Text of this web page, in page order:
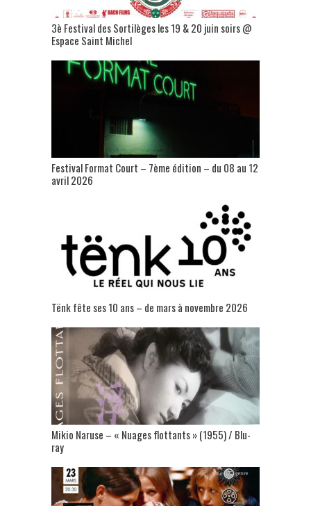
3è Festival des Sortilèges les 19 & 20 juin soirs @
Espace Saint Michel
Festival Format Court – 7ème édition – du 08 au 12
avril 2026
Tënk fête ses 10 ans – de mars à novembre 2026
Mikio Naruse – « Nuages flottants » (1955) / Blu-
ray